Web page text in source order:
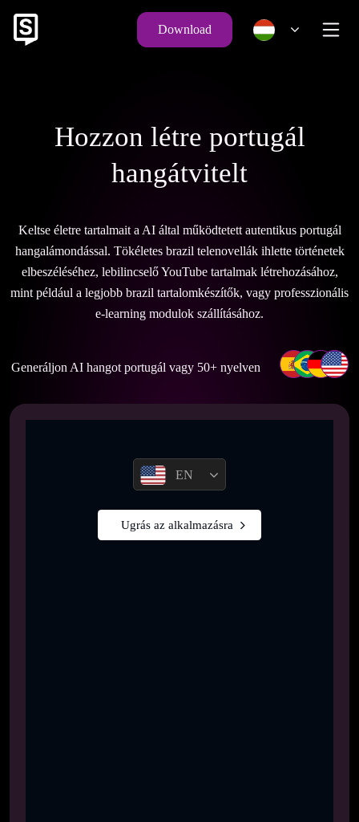
Download
Hozzon létre portugál
hangátvitelt
Keltse életre tartalmait a AI által működtetett autentikus portugál
hangalámondással. Tökéletes brazil telenovellák ihlette történetek
elbeszéléséhez, lebilincselő YouTube tartalmak létrehozásához,
mint például a legjobb brazil tartalomkészítők, vagy professzionális
e-learning modulok szállításához.
Generáljon AI hangot portugál vagy 50+ nyelven
EN
Ugrás az alkalmazásra